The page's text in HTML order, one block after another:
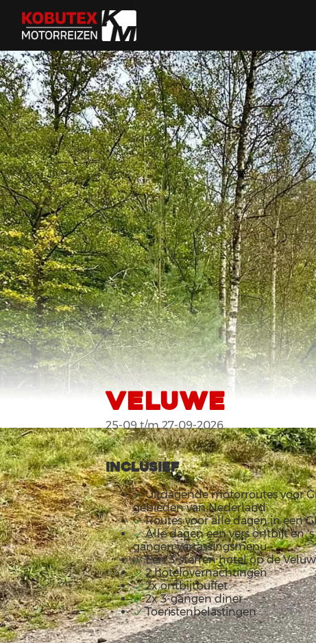
VELUWE
25-09 t/m 27-09-2026
Inclusief
Uitdagende motorroutes voor
gebieden van Nederland
Routes voor alle dagen in een
Alle dagen een vers ontbijt en
gangen verrassingsmenu
Een 3-sterren hotel op de
2 hotelovernachtingen
2x ontbijtbuffet
2x 3-gangen diner
Toeristenbelastingen